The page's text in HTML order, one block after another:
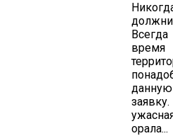
орала...